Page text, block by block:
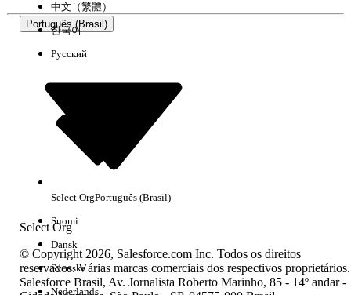
Sem resultados
Português (Brasil)
Select Org
中文（繁體）
한국어
Русский
Select OrgPortuguês (Brasil)
Suomi
Dansk
Svenska
Nederlands
© Copyright 2026, Salesforce.com Inc. Todos os direitos
reservados. Várias marcas comerciais dos respectivos proprietários.
Salesforce Brasil, Av. Jornalista Roberto Marinho, 85 - 14º andar -